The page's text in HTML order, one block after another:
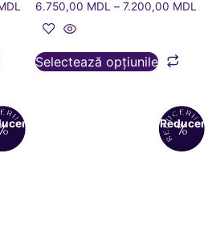
6.750,00 MDL – 7.200,00 MDL
Selectează opțiunile